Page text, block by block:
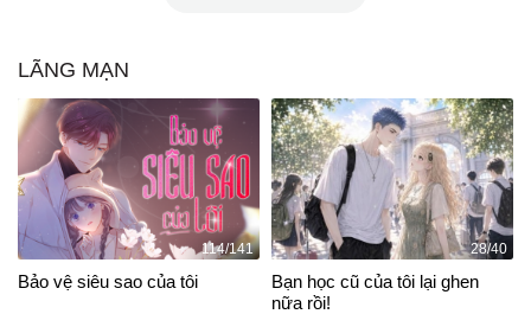
LÃNG MẠN
114/141
Bảo vệ siêu sao của tôi
28/40
Bạn học cũ của tôi lại ghen
nữa rồi!